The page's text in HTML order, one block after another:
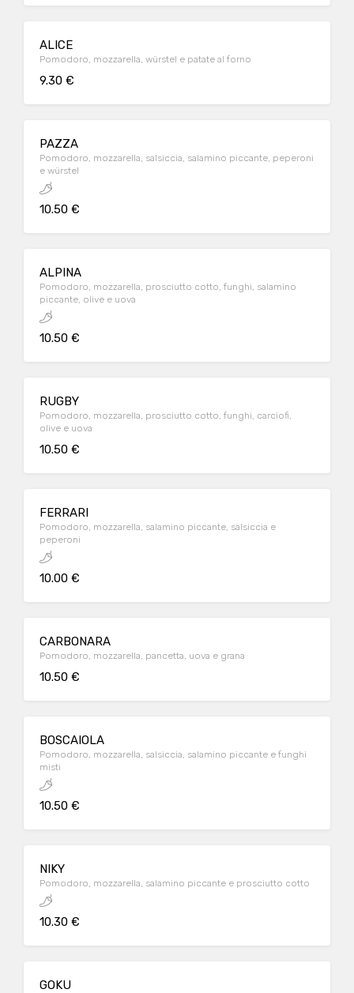
ALICE
Pomodoro, mozzarella, würstel e patate al forno
9.30 €
PAZZA
Pomodoro, mozzarella, salsiccia, salamino piccante, peperoni
e würstel
10.50 €
ALPINA
Pomodoro, mozzarella, prosciutto cotto, funghi, salamino
piccante, olive e uova
10.50 €
RUGBY
Pomodoro, mozzarella, prosciutto cotto, funghi, carciofi,
olive e uova
10.50 €
FERRARI
Pomodoro, mozzarella, salamino piccante, salsiccia e
peperoni
10.00 €
CARBONARA
Pomodoro, mozzarella, pancetta, uova e grana
10.50 €
BOSCAIOLA
Pomodoro, mozzarella, salsiccia, salamino piccante e funghi
misti
10.50 €
NIKY
Pomodoro, mozzarella, salamino piccante e prosciutto cotto
10.30 €
GOKU